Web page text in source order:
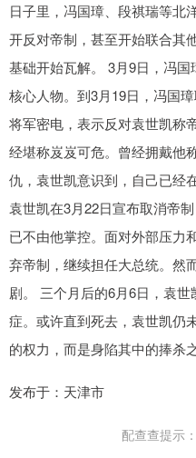
日子里，冯国璋、段祺瑞等北
开反对帝制，甚至开始联合其
基础开始瓦解。 3月9日，冯
核心人物。到3月19日，冯国
将军密电，表示反对袁世凯称
经堪称岌岌可危。曾经拥戴他
仇，袁世凯意识到，自己已经
袁世凯在3月22日宣布取消帝
已不由他掌控。面对外部压力
弃帝制，继续担任大总统。然
剧。 三个月后的6月6日，袁
症。或许直到死去，袁世凯仍
的权力，而是身陷其中的捧杀之
发布于：天津市
配查查提示